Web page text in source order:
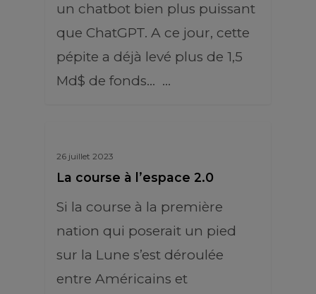
un chatbot bien plus puissant
que ChatGPT. A ce jour, cette
pépite a déjà levé plus de 1,5
Md$ de fonds… …
26 juillet 2023
La course à l’espace 2.0
Si la course à la première
nation qui poserait un pied
sur la Lune s’est déroulée
entre Américains et